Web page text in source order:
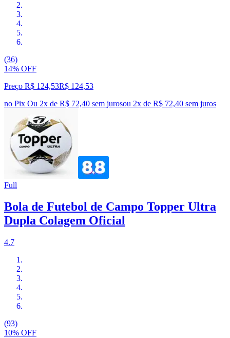
(36)
14% OFF
Preço R$ 124,53R$ 124,53
no Pix Ou 2x de R$ 72,40 sem jurosou 2x de R$ 72,40 sem juros
Full
Bola de Futebol de Campo Topper Ultra
Dupla Colagem Oficial
4.7
(93)
10% OFF